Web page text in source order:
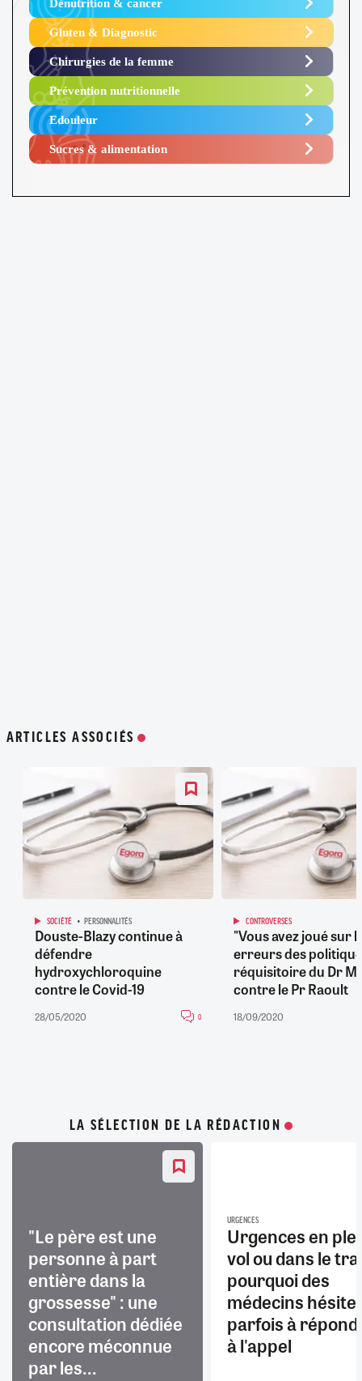
Dénutrition & cancer
Gluten & Diagnostic
Chirurgies de la femme
Prévention nutritionnelle
Edouleur​
Sucres & alimentation​
ARTICLES ASSOCIÉS
SOCIÉTÉ PERSONNALITÉS
Douste-Blazy continue à
défendre
hydroxychloroquine
contre le Covid-19
28/05/2020 0
CONTROVERSES
"Vous avez joué sur
erreurs des
réquisitoire du Dr
contre le Pr Raoult
18/09/2020
LA SÉLECTION DE LA RÉDACTION
"Le père est une
personne à part
entière dans la
grossesse" : une
consultation dédiée
encore méconnue
par les...
URGENCES
Urgences en
vol ou dans le
pourquoi des
médecins
parfois à
à l'appel